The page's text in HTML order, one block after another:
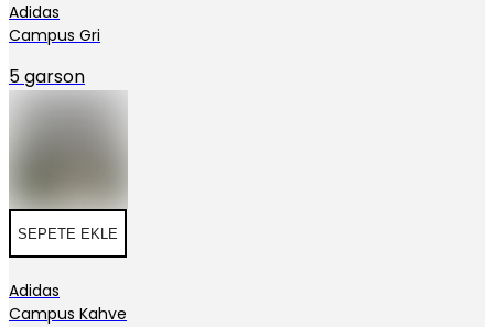
Adidas
Campus Gri
5 garson
SEPETE EKLE
Adidas
Campus Kahve